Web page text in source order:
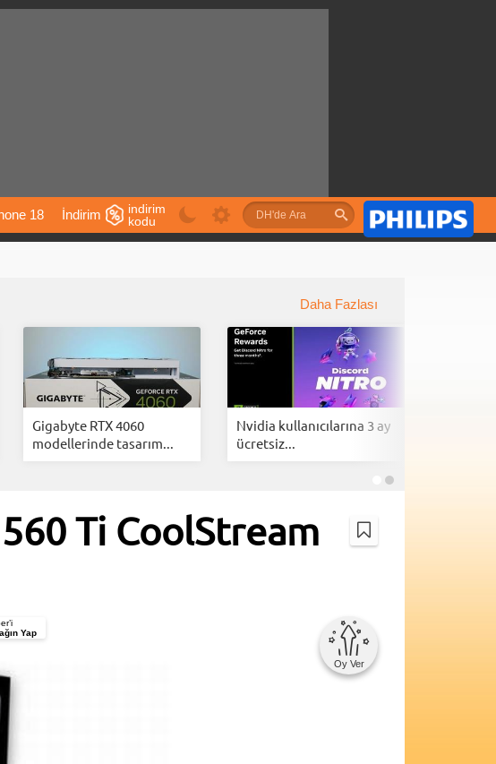
18 İndirim
indirim
kodu
Daha Fazlası
Gigabyte RTX 4060
modellerinde tasarım...
Nvidia kullanıcılarına 3 ay
ücretsiz...
560 Ti CoolStream
Yap
Oy Ver